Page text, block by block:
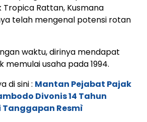
Rattan, Kusmana
telah mengenal potensi rotan
waktu, dirinya mendapat
usaha pada 1994.
di sini : Mantan Pejabat Pajak
Divonis 14 Tahun
Tanggapan Resmì